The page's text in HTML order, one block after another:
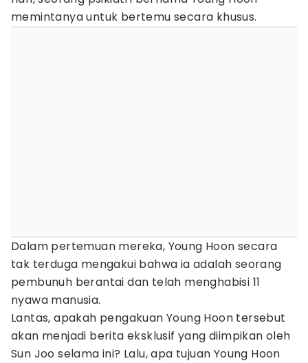
memintanya untuk bertemu secara khusus.
Dalam pertemuan mereka, Young Hoon secara
tak terduga mengakui bahwa ia adalah seorang
pembunuh berantai dan telah menghabisi 11
nyawa manusia.
Lantas, apakah pengakuan Young Hoon tersebut
akan menjadi berita eksklusif yang diimpikan oleh
Sun Joo selama ini? Lalu, apa tujuan Young Hoon